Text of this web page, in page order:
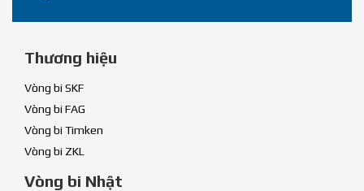
Thương hiệu
Vòng bi SKF
Vòng bi FAG
Vòng bi Timken
Vòng bi ZKL
Vòng bi Nhật